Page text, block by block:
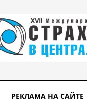
РЕКЛАМА НА САЙТЕ